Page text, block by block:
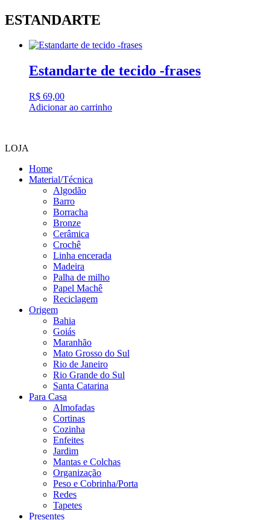
ESTANDARTE
Estandarte de tecido -frases
R$ 69,00
Adicionar ao carrinho
LOJA
Home
Material/Técnica
Algodão
Barro
Borracha
Bronze
Cerâmica
Crochê
Linha encerada
Madeira
Palha de milho
Papel Machê
Reciclagem
Origem
Bahia
Goiás
Maranhão
Mato Grosso do Sul
Rio de Janeiro
Rio Grande do Sul
Santa Catarina
Para Casa
Almofadas
Cortinas
Cozinha
Enfeites
Jardim
Mantas e Colchas
Organização
Peso e Cobrinha/Porta
Redes
Tapetes
Presentes